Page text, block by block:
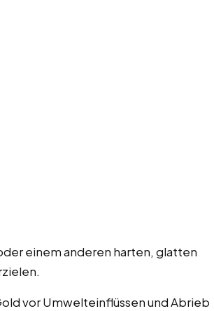
einem anderen harten, glatten
vor Umwelteinflüssen und Abrieb